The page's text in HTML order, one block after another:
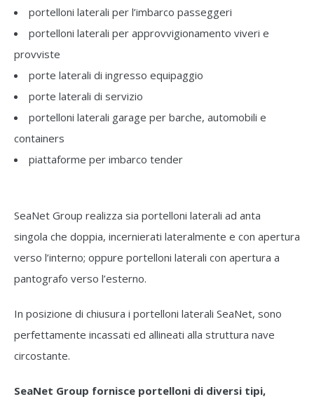
portelloni laterali per l’imbarco passeggeri
portelloni laterali per approvvigionamento viveri e
provviste
porte laterali di ingresso equipaggio
porte laterali di servizio
portelloni laterali garage per barche, automobili e
containers
piattaforme per imbarco tender
SeaNet Group realizza sia portelloni laterali ad anta
singola che doppia, incernierati lateralmente e con apertura
verso l’interno; oppure portelloni laterali con apertura a
pantografo verso l’esterno.
In posizione di chiusura i portelloni laterali SeaNet, sono
perfettamente incassati ed allineati alla struttura nave
circostante.
SeaNet Group fornisce portelloni di diversi tipi,